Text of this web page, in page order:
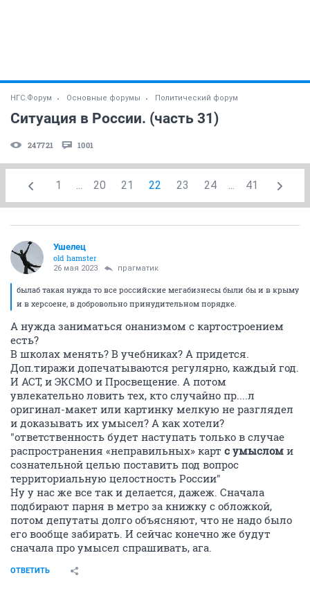
НГС.Форум Основные форумы Политический форум
Ситуация в России. (часть 31)
247721 1001
1 ... 20 21 22 23 24 ... 41
Ушелец
old hamster
26 мая 2023 прагматик
былаб такая нужда то все российские мегабизнесы были бы и в крыму
и в херсоене, в добровольно принудительном порядке.
А нужда заниматься онанизмом с картостроением
есть?
В школах менять? В учебниках? А придется.
Доп.тиражи допечатываются регулярно, каждый год.
И АСТ, и ЭКСМО и Просвещение. А потом
увлекательно ловить тех, кто случайно пр....л
оригинал-макет или картинку мелкую не разглядел
и доказывать их умысел? А как хотели?
"ответственность будет наступать только в случае
распространения «неправильных» карт с умыслом и
сознательной целью поставить под вопрос
территориальную целостность России"
Ну у нас же все так и делается, дажеж. Сначала
подбирают парня в метро за книжку с обложкой,
потом депутаты долго объясняют, что не надо было
его вообще забирать. И сейчас конечно же будут
сначала про умысел спрашивать, ага.
ОТВЕТИТЬ